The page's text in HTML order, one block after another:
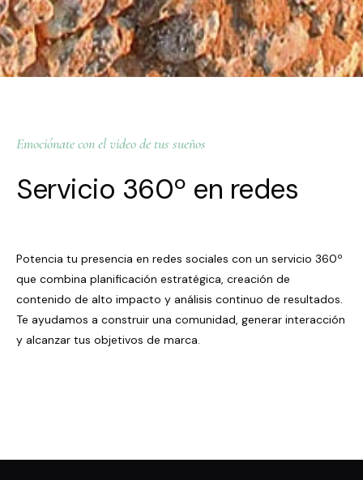
Emociónate con el video de tus sueños
Servicio 360º en redes
Potencia tu presencia en redes sociales con un servicio 360º
que combina planificación estratégica, creación de
contenido de alto impacto y análisis continuo de resultados.
Te ayudamos a construir una comunidad, generar interacción
y alcanzar tus objetivos de marca.